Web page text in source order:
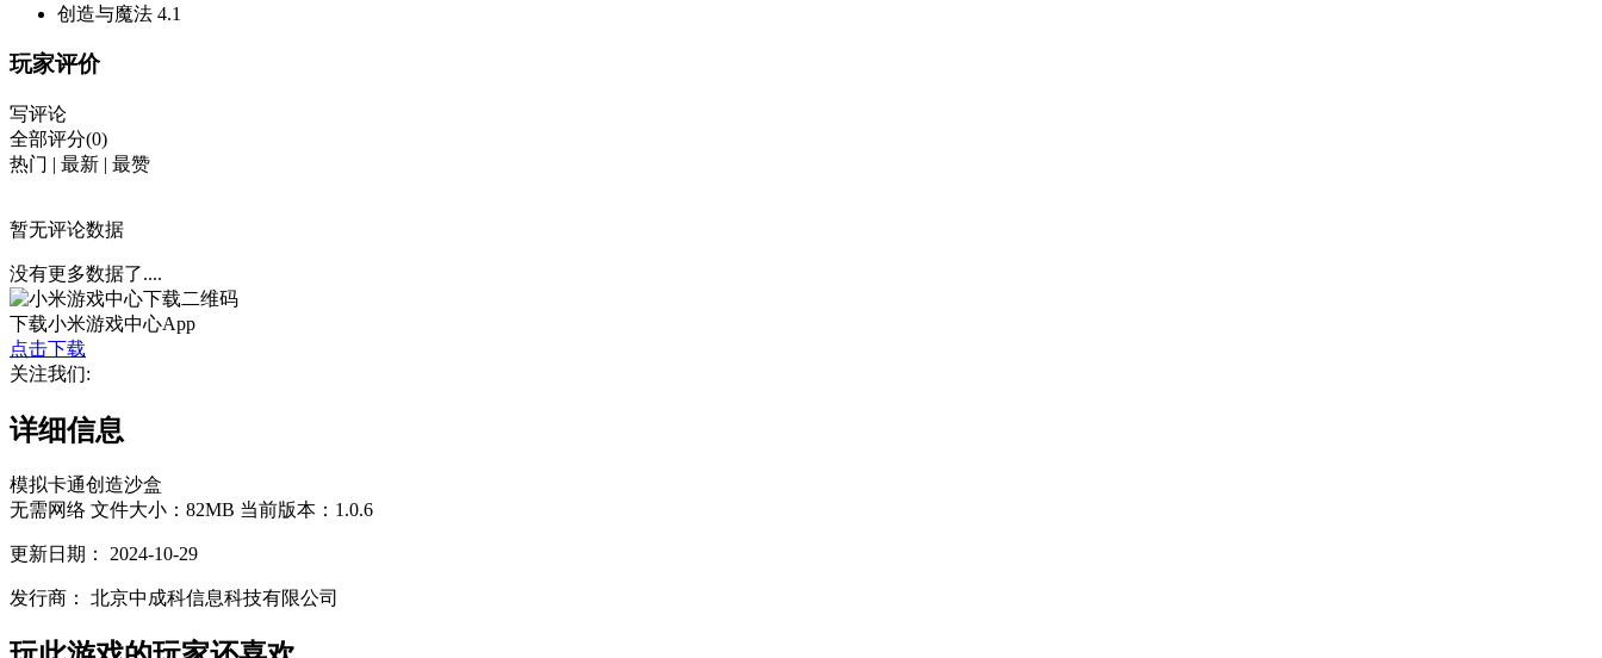
创造与魔法 4.1
玩家评价
写评论
全部评分(0)
热门 | 最新 | 最赞
暂无评论数据
没有更多数据了....
下载小米游戏中心App
点击下载
关注我们:
详细信息
模拟卡通创造沙盒
无需网络 文件大小：82MB 当前版本：1.0.6
更新日期： 2024-10-29
发行商： 北京中成科信息科技有限公司